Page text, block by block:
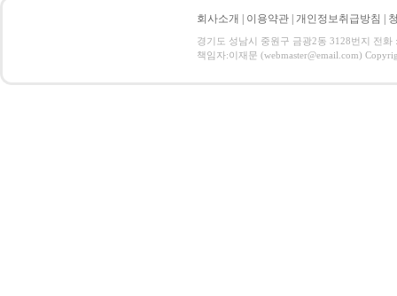
회사소개 이용약관 개인정보취급방침
경기도 성남시 중원구 금광2동 3128번지 전
책임자:이재문 (webmaster@email.com)